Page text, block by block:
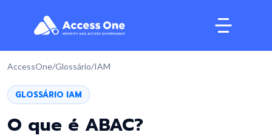
AccessOne/Glossário/IAM
GLOSSÁRIO IAM
O que é ABAC?